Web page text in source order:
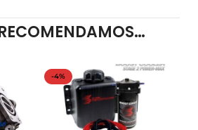
-4%